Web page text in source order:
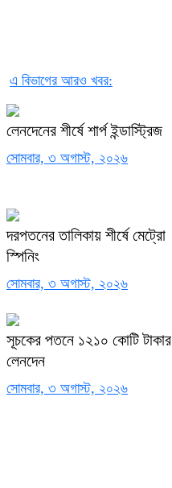
এ বিভাগের আরও খবর:
লেনদেনের শীর্ষে শার্প ইন্ডাস্ট্রিজ
সোমবার, ৩ অগাস্ট, ২০২৬
দরপতনের তালিকায় শীর্ষে মেট্রো
স্পিনিং
সোমবার, ৩ অগাস্ট, ২০২৬
সূচকের পতনে ১২১০ কোটি টাকার
লেনদেন
সোমবার, ৩ অগাস্ট, ২০২৬